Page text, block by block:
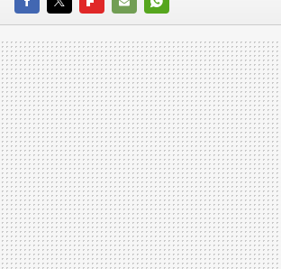
FACEBOOK
TWITTERFLIPBOARD
E-
MAIL
WHATSAPP